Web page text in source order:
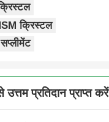
क्रिस्टल
प्रतिदान प्राप्त करें